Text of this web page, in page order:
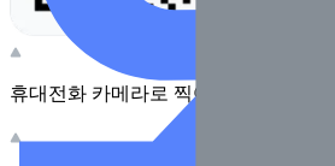
휴대전화 카메라로 찍어보세요